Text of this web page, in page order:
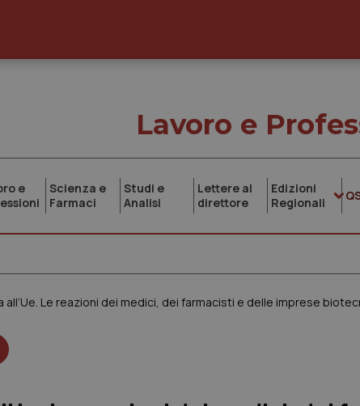
Lavoro e
e
Scienza e
Farmaci
Studi e
Analisi
Lettere al
direttore
Edizioni
Regionali
all’Ue. Le reazioni dei medici, dei farmacisti e delle imprese